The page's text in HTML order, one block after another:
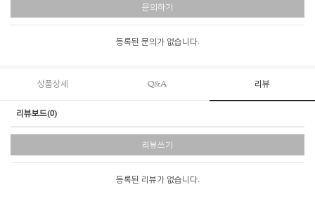
문의하기
등록된 문의가 없습니다.
상품상세 Q&A 리뷰
리뷰보드(0)
리뷰쓰기
등록된 리뷰가 없습니다.